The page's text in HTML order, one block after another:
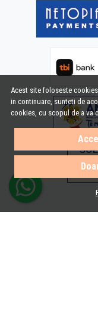
Acest site foloseste
in continuare, sunteti de
cookies, cu scopul de a va